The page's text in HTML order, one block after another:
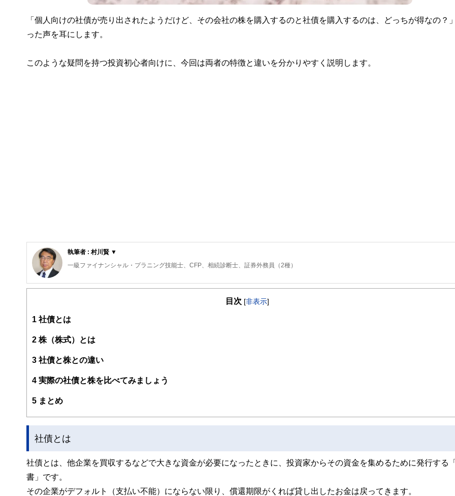
「個人向けの社債が売り出されたようだけど、その会社の株を購入するのと社債を購入するのは、どっちが得なの？
った声を耳にします。
このような疑問を持つ投資初心者向けに、今回は両者の特徴と違いを分かりやすく説明します。
執筆者 : 村川賢 ▼
一級ファイナンシャル・プラニング技能士、CFP、相続診断士、証券外務員（2種）
早稲田大学大学院を卒業して精密機器メーカーに勤務。50歳を過ぎて勤務先のセカンドライフ研修を受講。これをきっかけにお金の知識が身
重要であることを多くの人に伝え、お金で損をしない少しでも得する知識を広めよう」という使命感から、実務家のファイナンシャルプラン
貢献している。
目次 [非表示]
1 社債とは
2 株（株式）とは
3 社債と株との違い
4 実際の社債と株を比べてみましょう
5 まとめ
社債とは
社債とは、他企業を買収するなどで大きな資金が必要になったときに、投資家からその資金を集めるために発行する
書」です。
その企業がデフォルト（支払い不能）にならない限り、償還期限がくれば貸し出したお金は戻ってきます。